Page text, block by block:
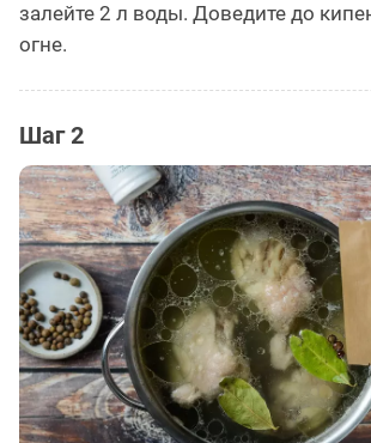
залейте 2 л воды. Доведите до
огне.
Шаг 2